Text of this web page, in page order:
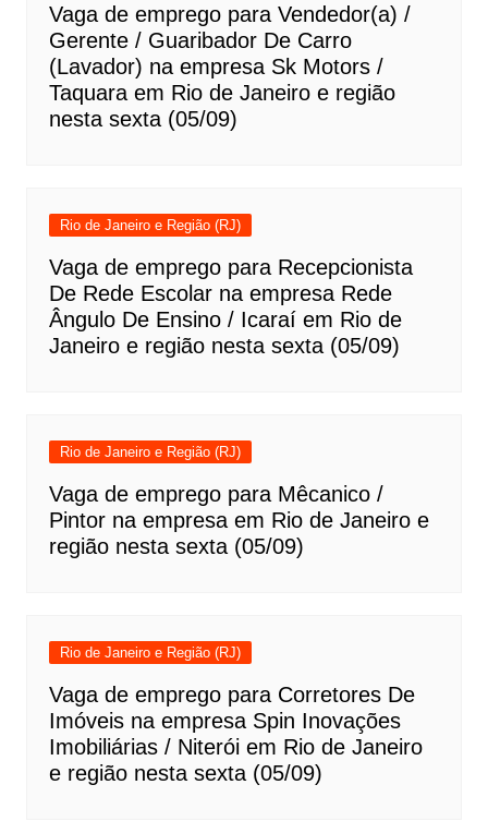
Vaga de emprego para Vendedor(a) /
Gerente / Guaribador De Carro
(Lavador) na empresa Sk Motors /
Taquara em Rio de Janeiro e região
nesta sexta (05/09)
Rio de Janeiro e Região (RJ)
Vaga de emprego para Recepcionista
De Rede Escolar na empresa Rede
Ângulo De Ensino / Icaraí em Rio de
Janeiro e região nesta sexta (05/09)
Rio de Janeiro e Região (RJ)
Vaga de emprego para Mêcanico /
Pintor na empresa em Rio de Janeiro e
região nesta sexta (05/09)
Rio de Janeiro e Região (RJ)
Vaga de emprego para Corretores De
Imóveis na empresa Spin Inovações
Imobiliárias / Niterói em Rio de Janeiro
e região nesta sexta (05/09)